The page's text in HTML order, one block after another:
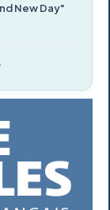
New Day"